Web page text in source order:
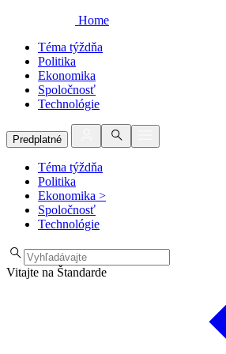
Home
Téma týždňa
Politika
Ekonomika
Spoločnosť
Technológie
Predplatné
Téma týždňa
Politika
Ekonomika >
Spoločnosť
Technológie
Vitajte na Štandarde